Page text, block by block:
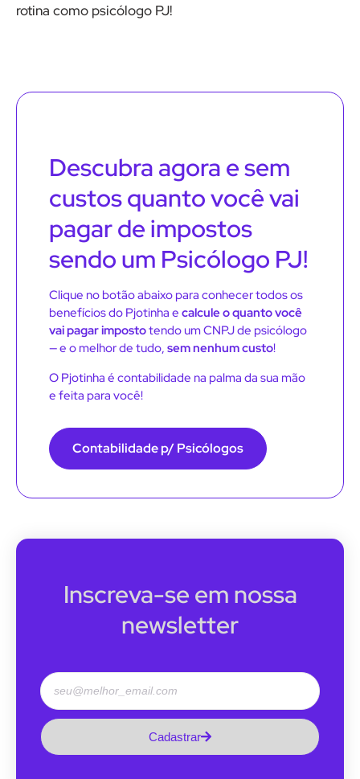
rotina como psicólogo PJ!
Descubra agora e sem
custos quanto você vai
pagar de impostos
sendo um Psicólogo PJ!
Clique no botão abaixo para conhecer todos os
benefícios do Pjotinha e calcule o quanto você
vai pagar impostotendo um CNPJ de psicólogo
— e o melhor de tudo, sem nenhum custo!
O Pjotinha é contabilidade na palma da sua mão
e feita para você!
Contabilidade p/ Psicólogos
Inscreva-se em nossa
newsletter
Cadastrar